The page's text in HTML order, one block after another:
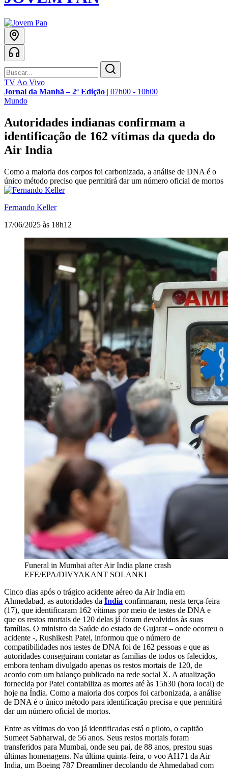
TV Ao Vivo
Jornal da Manhã – 2ª Edição | 07h00 - 10h00
Mundo
Autoridades indianas confirmam a
identificação de 162 vítimas da queda do
Air India
Como a maioria dos corpos foi carbonizada, a análise de DNA é o
único método preciso que permitirá dar um número oficial de mortos
Fernando Keller
17/06/2025 às 18h12
Funeral in Mumbai after Air India plane crash
EFE/EPA/DIVYAKANT SOLANKI
Cinco dias após o trágico acidente aéreo da Air India em
Ahmedabad, as autoridades da Índia confirmaram, nesta terça-feira
(17), que identificaram 162 vítimas por meio de testes de DNA e
que os restos mortais de 120 delas já foram devolvidos às suas
famílias. O ministro da Saúde do estado de Gujarat – onde ocorreu o
acidente -, Rushikesh Patel, informou que o número de
compatibilidades nos testes de DNA foi de 162 pessoas e que as
autoridades conseguiram contatar as famílias de todos os falecidos,
embora tenham divulgado apenas os restos mortais de 120, de
acordo com um balanço publicado na rede social X. A atualização
fornecida por Patel contabiliza as mortes até às 15h30 (hora local) de
hoje na Índia. Como a maioria dos corpos foi carbonizada, a análise
de DNA é o único método para identificação precisa e que permitirá
dar um número oficial de mortos.
Entre as vítimas do voo já identificadas está o piloto, o capitão
Sumeet Sabharwal, de 56 anos. Seus restos mortais foram
transferidos para Mumbai, onde seu pai, de 88 anos, prestou suas
últimas homenagens. Na última quinta-feira, o voo AI171 da Air
India, um Boeing 787 Dreamliner decolando de Ahmedabad com